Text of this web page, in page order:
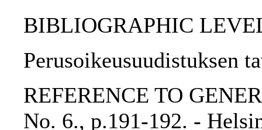
BIBLIOGRAPHIC
Perusoikeusuudistuksen
REFERENCE TO
No. 6., p.191-192. -